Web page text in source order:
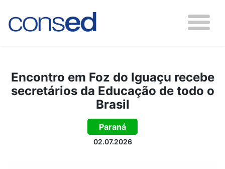
Encontro em Foz do Iguaçu recebe
secretários da Educação de todo o
Brasil
Paraná
02.07.2026